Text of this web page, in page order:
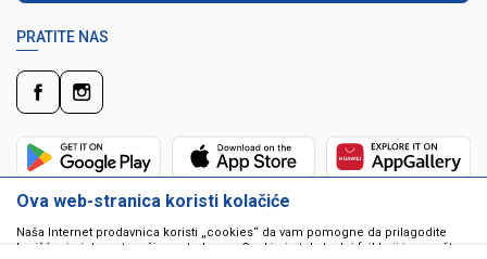
PRATITE NAS
Ova web-stranica koristi kolačiće
Naša Internet prodavnica koristi „cookies“ da vam pomogne da prilagodite
korišćenje interneta vašim potrebama. Cookie je tekstualni fajl koji je smešten